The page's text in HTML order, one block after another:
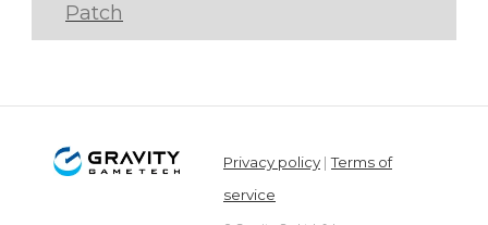
Patch
Privacy policy |Terms of
service